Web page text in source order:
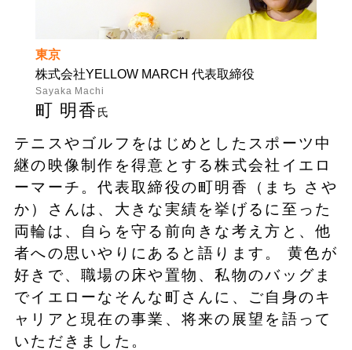
東京
株式会社YELLOW MARCH 代表取締役
Sayaka Machi
町 明香 氏
テニスやゴルフをはじめとしたスポーツ中
継の映像制作を得意とする株式会社イエロ
ーマーチ。代表取締役の町明香（まち さや
か）さんは、大きな実績を挙げるに至った
両輪は、自らを守る前向きな考え方と、他
者への思いやりにあると語ります。 黄色が
好きで、職場の床や置物、私物のバッグま
でイエローなそんな町さんに、ご自身のキ
ャリアと現在の事業、将来の展望を語って
いただきました。